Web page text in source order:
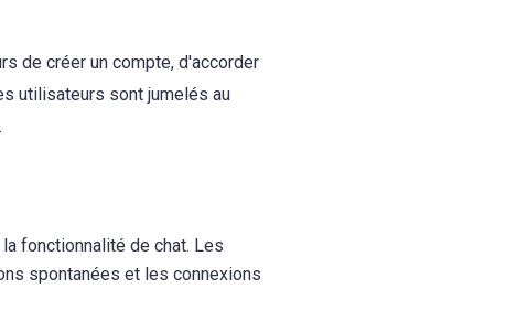
de créer un compte, d'accorder
utilisateurs sont jumelés au
.
la fonctionnalité de chat. Les
spontanées et les connexions